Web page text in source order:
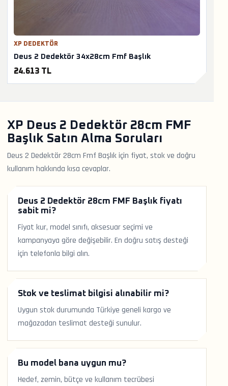
XP DEDEKTÖR
Deus 2 Dedektör 34x28cm Fmf Başlık
24.613 TL
XP Deus 2 Dedektör 28cm FMF
Başlık Satın Alma Soruları
Deus 2 Dedektör 28cm Fmf Başlık için fiyat, stok ve doğru
kullanım hakkında kısa cevaplar.
Deus 2 Dedektör 28cm FMF Başlık fiyatı
sabit mi?
Fiyat kur, model sınıfı, aksesuar seçimi ve
kampanyaya göre değişebilir. En doğru satış desteği
için telefonla bilgi alın.
Stok ve teslimat bilgisi alınabilir mi?
Uygun stok durumunda Türkiye geneli kargo ve
mağazadan teslimat desteği sunulur.
Bu model bana uygun mu?
Hedef, zemin, bütçe ve kullanım tecrübesi